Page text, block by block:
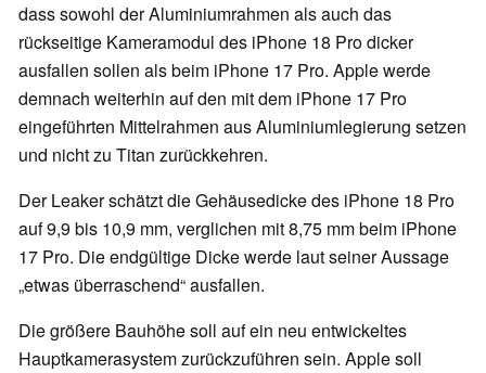
dass sowohl der Aluminiumrahmen als auch das
rückseitige Kameramodul des iPhone 18 Pro dicker
ausfallen sollen als beim iPhone 17 Pro. Apple werde
demnach weiterhin auf den mit dem iPhone 17 Pro
eingeführten Mittelrahmen aus Aluminiumlegierung setzen
und nicht zu Titan zurückkehren.
Der Leaker schätzt die Gehäusedicke des iPhone 18 Pro
auf 9,9 bis 10,9 mm, verglichen mit 8,75 mm beim iPhone
17 Pro. Die endgültige Dicke werde laut seiner Aussage
„etwas überraschend“ ausfallen.
Die größere Bauhöhe soll auf ein neu entwickeltes
Hauptkamerasystem zurückzuführen sein. Apple soll